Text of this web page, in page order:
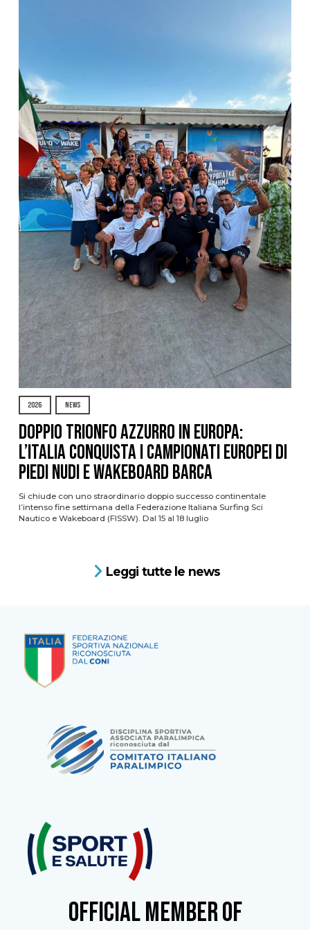
2026 NEWS
DOPPIO TRIONFO AZZURRO IN EUROPA:
L’ITALIA CONQUISTA I CAMPIONATI EUROPEI DI
PIEDI NUDI E WAKEBOARD BARCA
Si chiude con uno straordinario doppio successo continentale
l’intenso fine settimana della Federazione Italiana Surfing Sci
Nautico e Wakeboard (FISSW). Dal 15 al 18 luglio
Leggi tutte le news
OFFICIAL MEMBER OF